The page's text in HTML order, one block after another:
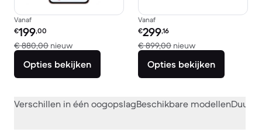
Vanaf
Refurbished prijs:
€199,00
€ 880,00 nieuwVergeleken met € 880,00 nieuw
Opties bekijken
Vanaf
Refurbished prijs:
€299,16
€ 899,00 nieuwVergeleken met
Opties bekijken
Verschillen in één oogopslagBeschikbare modellen